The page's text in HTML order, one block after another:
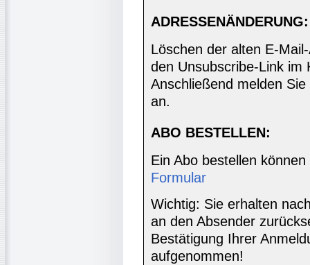
ADRESSENÄNDERUNG:
Löschen der alten E-
den Unsubscribe-Link im
Anschließend melden
an.
ABO BESTELLEN:
Ein Abo bestellen
Formular
Wichtig: Sie erhalten
an den Absender
Bestätigung Ihrer
aufgenommen!